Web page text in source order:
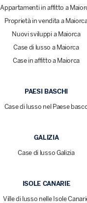
Appartamenti in affitto a
Proprietà in vendita a
Nuovi sviluppi a Maiorca
Case di lusso a Maiorca
Case in affitto a Maiorca
PAESI BASCHI
Case di lusso nel Paese
GALIZIA
Case di lusso Galizia
ISOLE CANARIE
Ville di lusso nelle Isole